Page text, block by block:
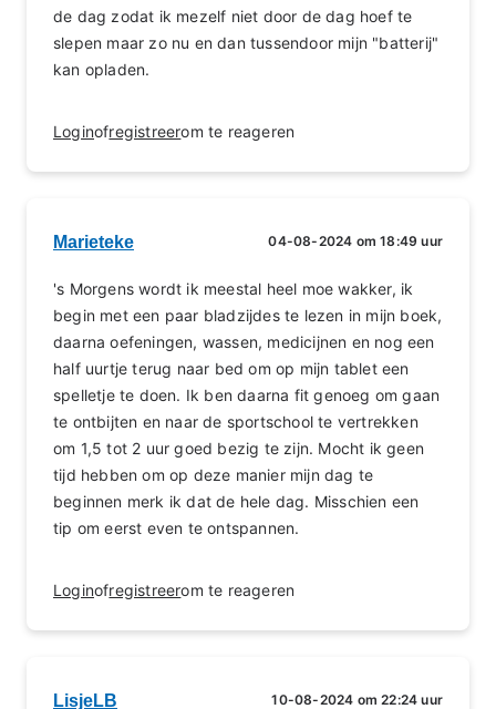
de dag zodat ik mezelf niet door de dag hoef te
slepen maar zo nu en dan tussendoor mijn "batterij"
kan opladen.
Loginofregistreerom te reageren
Marieteke 04-08-2024 om 18:49 uur
's Morgens wordt ik meestal heel moe wakker, ik
begin met een paar bladzijdes te lezen in mijn boek,
daarna oefeningen, wassen, medicijnen en nog een
half uurtje terug naar bed om op mijn tablet een
spelletje te doen. Ik ben daarna fit genoeg om gaan
te ontbijten en naar de sportschool te vertrekken
om 1,5 tot 2 uur goed bezig te zijn. Mocht ik geen
tijd hebben om op deze manier mijn dag te
beginnen merk ik dat de hele dag. Misschien een
tip om eerst even te ontspannen.
Loginofregistreerom te reageren
LisjeLB 10-08-2024 om 22:24 uur